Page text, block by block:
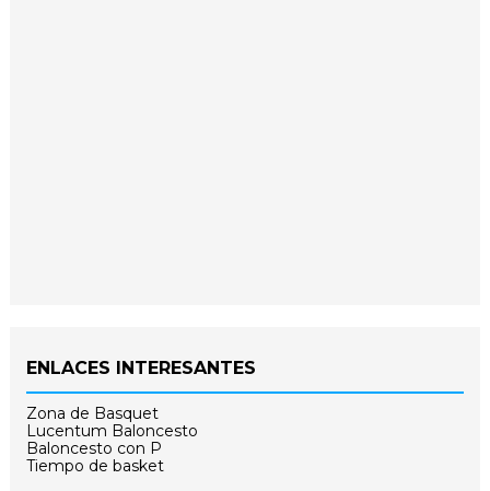
ENLACES INTERESANTES
Zona de Basquet
Lucentum Baloncesto
Baloncesto con P
Tiempo de basket